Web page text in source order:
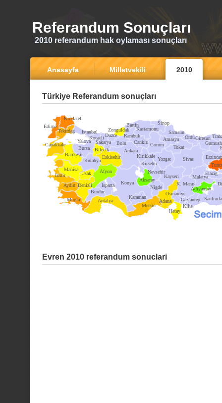
Referandum Sonuçları
2010 referandum hak oylaması sonuçları
Anasayfa Milletvekili 2010
Türkiye Referandum sonuçları
Ankara
Kirklareli
Edirne
Tekirdag
Canakkale
Balikesir
Bursa
Istanbul
Kocaeli
Sakarya
Zonguldak
Bolu
Bilecik
Eskisehir
Kutahya
Manisa
Izmir
Aydin
Mugla
Denizli
Burdur
Usak Afyon
Isparta
Antalya
Konya
Mersin
Kirsehir
Cankiri
Kastamonu
Sinop
Corum
Yozgat
Nevsehir
Nigde
Adana
Hatay
K. Maras
Kayseri
Sivas
Tokat
Amasya
Samsun
OrduGiresun
Erzincan
Malatya
Gaziantep Sanliurfa
Adiyaman
Elazig
Kirikkale
Karaman
Aksaray
Kilis
Duzce Karabuk
Bartin
Osmaniye
Yalova
Evren 2010 referandum sonuclari